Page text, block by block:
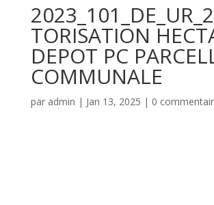
TORISATION
DEPOT PC
COMMUNALE
par admin | Jan 13, 2025 | 0